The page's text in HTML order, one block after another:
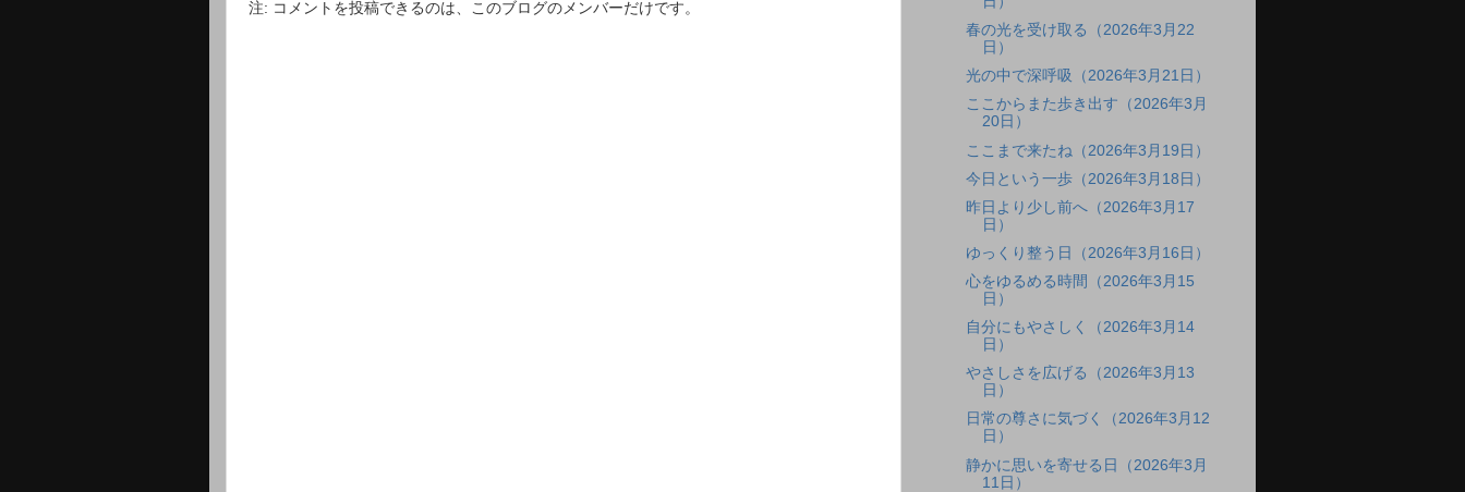
注: コメントを投稿できるのは、このブログのメンバーだけです。
春の光を受け取る（2026年3月22
日）
光の中で深呼吸（2026年3月21日）
ここからまた歩き出す（2026年3月
20日）
ここまで来たね（2026年3月19日）
今日という一歩（2026年3月18日）
昨日より少し前へ（2026年3月17
日）
ゆっくり整う日（2026年3月16日）
心をゆるめる時間（2026年3月15
日）
自分にもやさしく（2026年3月14
日）
やさしさを広げる（2026年3月13
日）
日常の尊さに気づく（2026年3月12
日）
静かに思いを寄せる日（2026年3月
11日）